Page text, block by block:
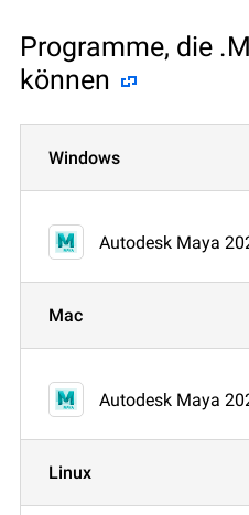
Programme, die
können
Windows
Autodesk Maya
Mac
Autodesk Maya
Linux